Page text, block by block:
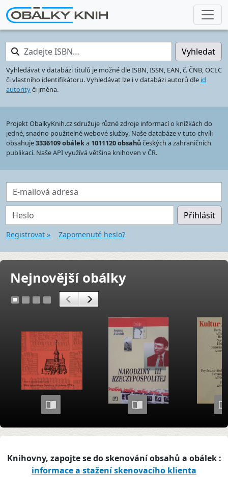
Zadejte ISBN… Vyhledat
Vyhledávat v databázi titulů je možné dle ISBN, ISSN, EAN, č. ČNB, OCLC
či vlastního identifikátoru. Vyhledávat lze i v databázi autorů dle id
autorityči jména.
Projekt ObalkyKnih.cz sdružuje různé zdroje informací o knížkách do
jedné, snadno použitelné webové služby. Naše databáze v tuto chvíli
obsahuje3336109 obáleka 1011120 obsahůčeských a zahraničních
publikací. Naše API využívá většina knihoven v ČR.
E-mailová adresa
Heslo Přihlásit
Registrovat » Zapomenuté heslo?
Nejnovější obálky
1 2 3 4 < >
Knihovny, zapojte se do skenování obsahů a obálek :
informace a stažení skenovacího klienta